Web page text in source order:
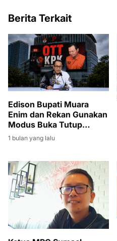
Berita Terkait
Edison Bupati Muara
Enim dan Rekan Gunakan
Modus Buka Tutup
Rekening
1 bulan yang lalu